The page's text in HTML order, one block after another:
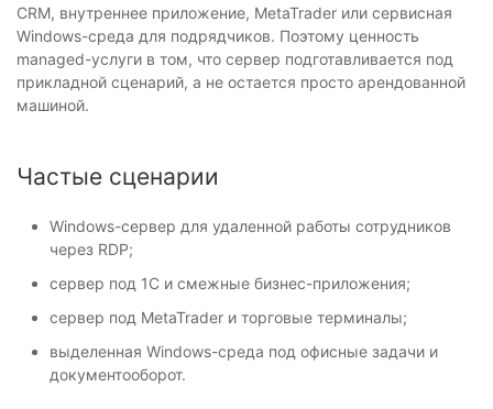
CRM, внутреннее приложение, MetaTrader или сервисная
Windows-среда для подрядчиков. Поэтому ценность
managed-услуги в том, что сервер подготавливается под
прикладной сценарий, а не остается просто арендованной
машиной.
Частые сценарии
Windows-сервер для удаленной работы сотрудников
через RDP;
сервер под 1С и смежные бизнес-приложения;
сервер под MetaTrader и торговые терминалы;
выделенная Windows-среда под офисные задачи и
документооборот.